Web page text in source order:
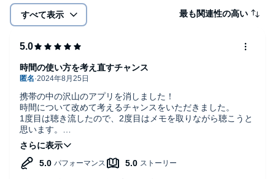
すべて表示 最も関連性の高い
携帯の中の沢山のアプリを消しました！
時間について改めて考えるチャンスをいただきました。
1度目は聴き流したので、2度目はメモを取りながら聴こうと
思います。
とてもいい本に出逢えて感謝！！
時間の使い方を考え直すチャンス